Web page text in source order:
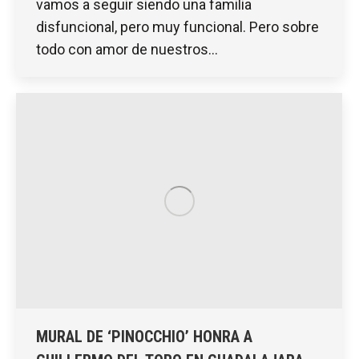
vamos a seguir siendo una familia
disfuncional, pero muy funcional. Pero sobre
todo con amor de nuestros…
MURAL DE ‘PINOCCHIO’ HONRA A